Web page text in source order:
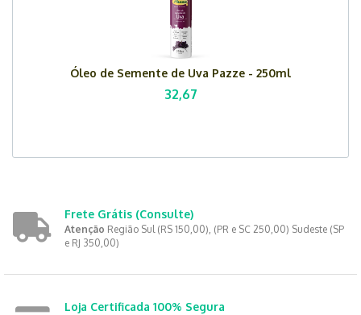
Óleo de Semente de Uva Pazze - 250ml
32,67
Frete Grátis (Consulte)
Atenção Região Sul (RS 150,00), (PR e SC 250,00) Sudeste (SP
e RJ 350,00)
Loja Certificada 100% Segura